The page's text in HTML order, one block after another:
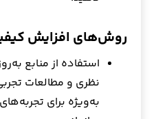
روش‌های افزایش
استفاده از منابع
به‌ویژه برای